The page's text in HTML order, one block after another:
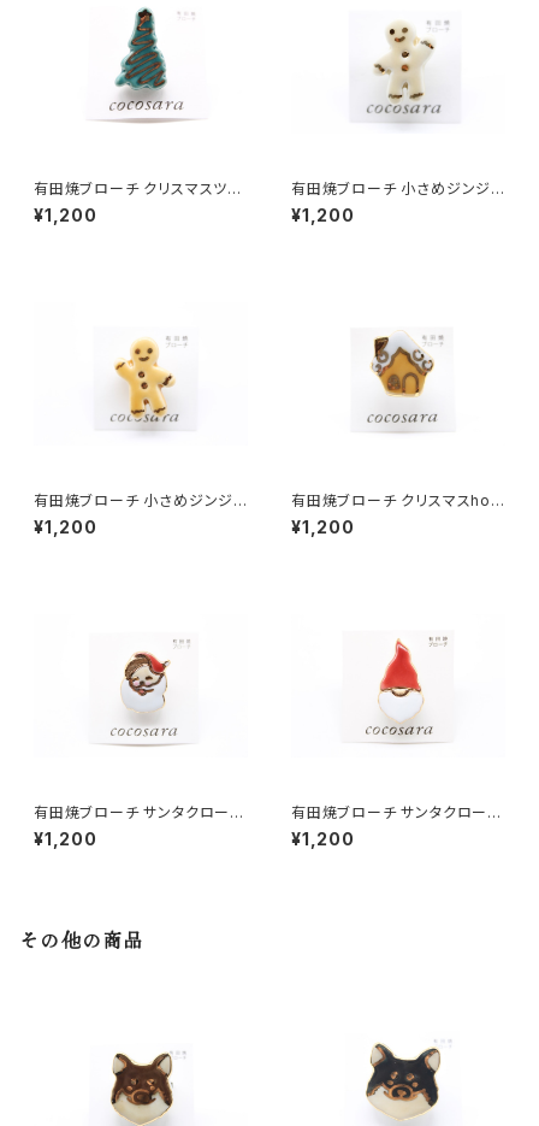
有田焼ブローチ クリスマスツリ
ー 4
¥1,200
有田焼ブローチ 小さめジンジャ
ーブレッドマン（ベージュ）
¥1,200
有田焼ブローチ 小さめジンジャ
ーブレッドマン（オレンジ）
¥1,200
有田焼ブローチ クリスマスhou
se
¥1,200
有田焼ブローチ サンタクロース
2
¥1,200
有田焼ブローチ サンタクロース
1
¥1,200
その他の商品